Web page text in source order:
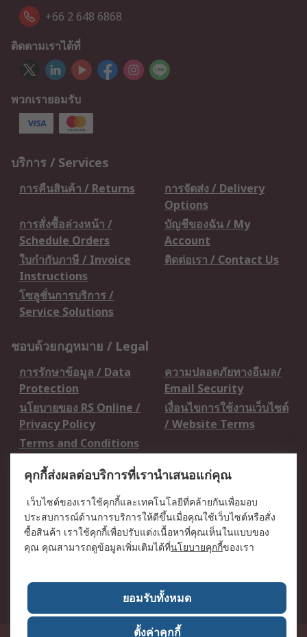
+66 2 648 6868
ติดตามเราได้ที่
พวกเรายอมรับ
บริการ / Services
การคืนสินค้า / Returns
การจัดส่ง / Delivery
Options
การสั่งซื้อล่วงหน้า /
Schedule Orders
บัญชีของฉัน / My
Account
ใบกำกับภาษี / Invoice
Instructions
ติดต่อเรา / Contact Us
โซลูชั่นการบริการ /
Service Solutions
ชอบด้วยกฎหมาย / Legal
การรักษาข้อมูล / Data
Protection
ความปลอดภัยทางอีเมล/
Email Security
นโยบายของ RS Online /
Privacy Policy
เงื่อนไขการใช้งานเว็บไซต์
/ Website Terms
Terms and Conditions
เกี่ยวกับ RS / About RS
RS ทั่วโลก / RS
Worldwide
ข่าวประชาสัมพันธ์ / Press
Centre
บริษัทในเครือ RS /
วิธีการชำระเงิน /
เกี่ยวกับ RS / About RS
อาชีพที่ RS / Careers
คุกกี้ส่งผลต่อบริการที่เรานำเสนอแก่คุณ
เว็บไซต์ของเราใช้คุกกี้และเทคโนโลยีที่คล้ายกันเพื่อมอบ
ประสบการณ์ด้านการบริการให้ดีขึ้นเมื่อคุณใช้เว็บไซต์หรือสั่ง
ซื้อสินค้า เราใช้คุกกี้เพื่อปรับแต่งเนื้อหาที่คุณเห็นในแบบของ
คุณ คุณสามารถดูข้อมูลเพิ่มเติมได้ที่นโยบายคุกกี้ของเรา
ยอมรับทั้งหมด
ตั้งค่าคุกกี้